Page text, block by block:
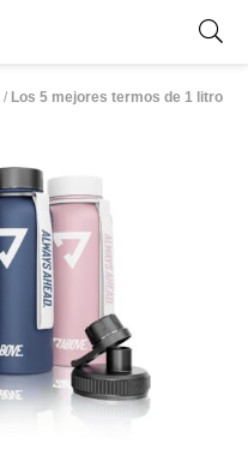
/ Los 5 mejores termos de 1 litro